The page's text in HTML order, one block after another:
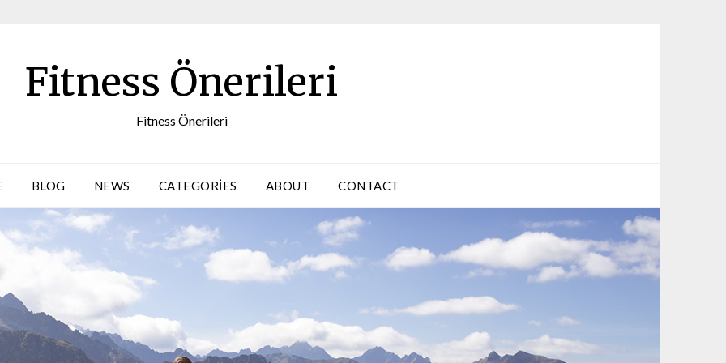
Fitness Önerileri
Fitness Önerileri
BLOG NEWS CATEGORIES ABOUT CONTACT